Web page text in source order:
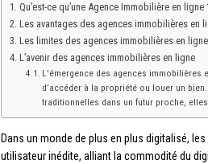
Qu’est-ce qu’une Agence Immobilière en ligne
Les avantages des agences immobilières en
Les limites des agences immobilières en ligne
L’avenir des agences immobilières en ligne
L’émergence des agences
d’accéder à la propriété ou louer un
traditionnelles dans un futur proche,
Dans un monde de plus en plus digitalisé,
utilisateur inédite, alliant la commodité du